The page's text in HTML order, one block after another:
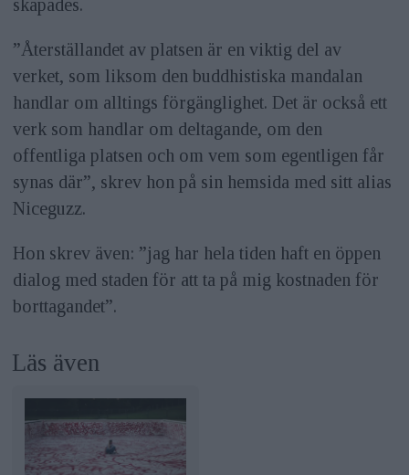
skapades.
”Återställandet av platsen är en viktig del av
verket, som liksom den buddhistiska mandalan
handlar om alltings förgänglighet. Det är också ett
verk som handlar om deltagande, om den
offentliga platsen och om vem som egentligen får
synas där”, skrev hon på sin hemsida med sitt alias
Niceguzz.
Hon skrev även: ”jag har hela tiden haft en öppen
dialog med staden för att ta på mig kostnaden för
borttagandet”.
Läs även